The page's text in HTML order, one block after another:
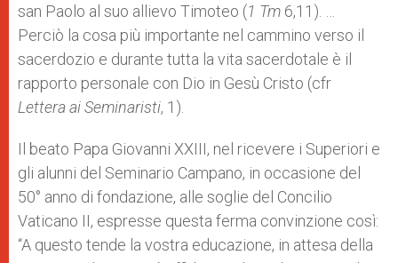
san Paolo al suo allievo Timoteo (1 Tm 6,11). …
Perciò la cosa più importante nel cammino verso il
sacerdozio e durante tutta la vita sacerdotale è il
rapporto personale con Dio in Gesù Cristo (cfr
Lettera ai Seminaristi, 1).
Il beato Papa Giovanni XXIII, nel ricevere i Superiori e
gli alunni del Seminario Campano, in occasione del
50° anno di fondazione, alle soglie del Concilio
Vaticano II, espresse questa ferma convinzione così:
“A questo tende la vostra educazione, in attesa della